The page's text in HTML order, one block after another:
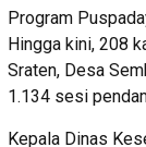
Program
Hingga kini, 208
Sraten, Desa
1.134 sesi
Kepala Dinas